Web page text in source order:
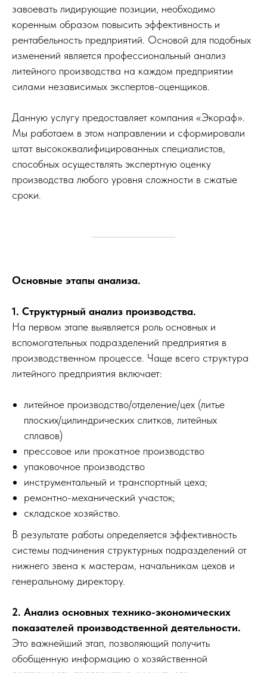
завоевать лидирующие позиции, необходимо
коренным образом повысить эффективность и
рентабельность предприятий. Основой для подобных
изменений является профессиональный анализ
литейного производства на каждом предприятии
силами независимых экспертов-оценщиков.
Данную услугу предоставляет компания «Экораф».
Мы работаем в этом направлении и сформировали
штат высококвалифицированных специалистов,
способных осуществлять экспертную оценку
производства любого уровня сложности в сжатые
сроки.
Основные этапы анализа.
1. Структурный анализ производства.
На первом этапе выявляется роль основных и
вспомогательных подразделений предприятия в
производственном процессе. Чаще всего структура
литейного предприятия включает:
литейное производство/отделение/цех (литье
плоских/цилиндрических слитков, литейных
сплавов)
прессовое или прокатное производство
упаковочное производство
инструментальный и транспортный цеха;
ремонтно-механический участок;
складское хозяйство.
В результате работы определяется эффективность
системы подчинения структурных подразделений от
нижнего звена к мастерам, начальникам цехов и
генеральному директору.
2. Анализ основных технико-экономических
показателей производственной деятельности.
Это важнейший этап, позволяющий получить
обобщенную информацию о хозяйственной